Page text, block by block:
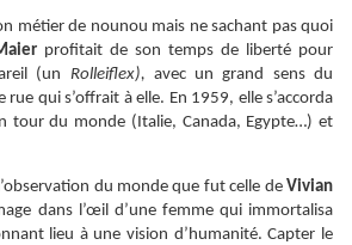
métier de nounou mais ne sachant pas quoi
profitait de son temps de liberté pour
(un Rolleiflex), avec un grand sens du
rue qui s’offrait à elle. En 1959, elle s’accorda
tour du monde (Italie, Canada, Egypte…) et
du monde que fut celle de Vivian
dans l’œil d’une femme qui immortalisa
lieu à une vision d’humanité. Capter le